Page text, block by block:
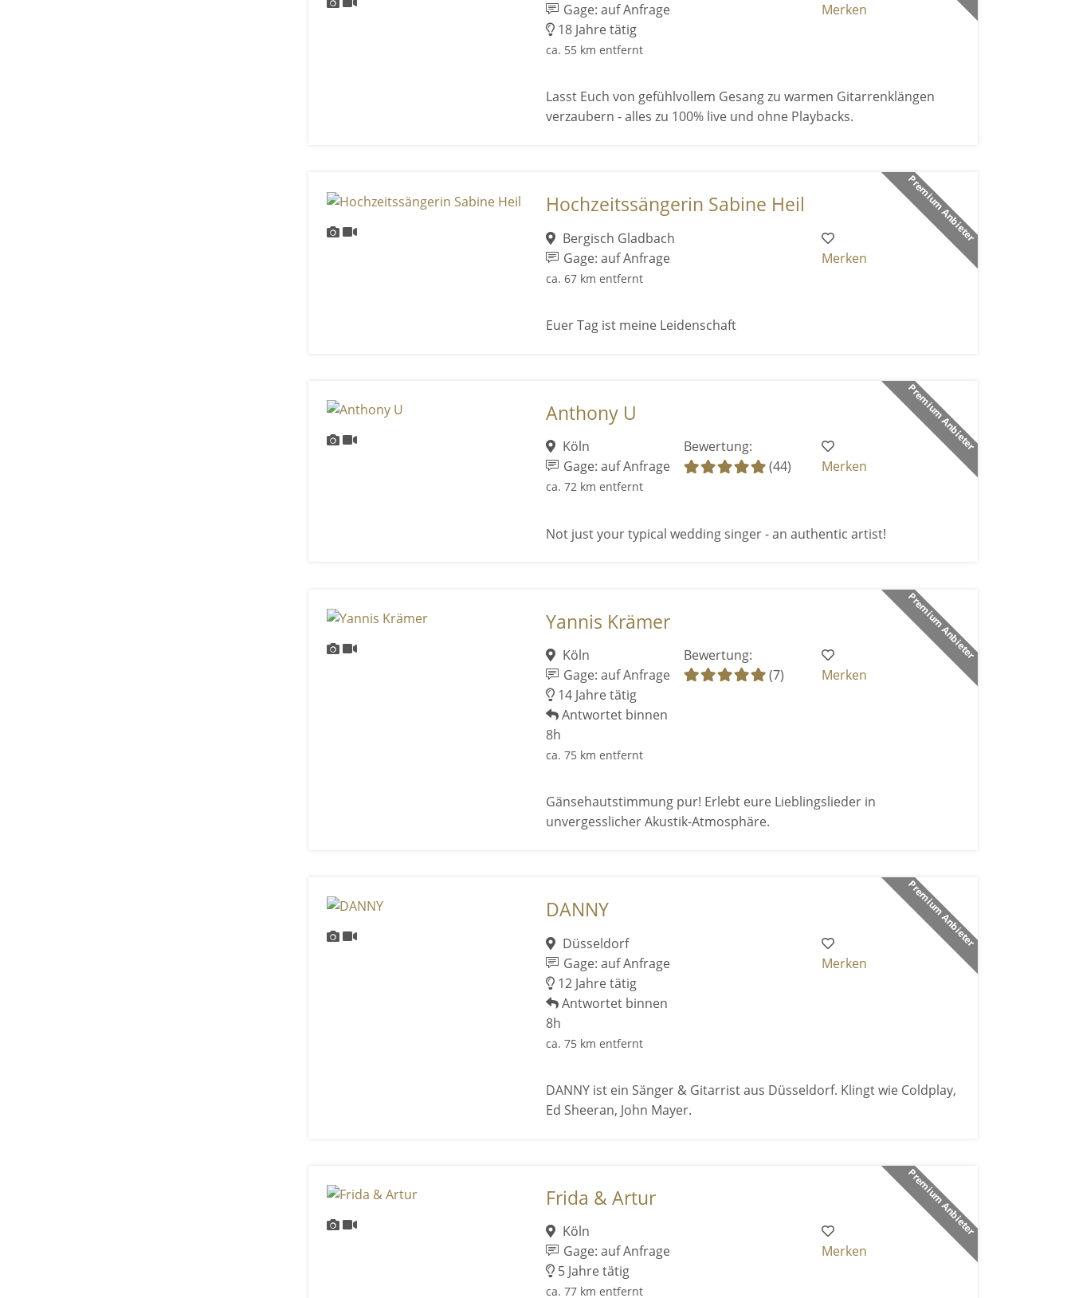
Gage: auf Anfrage
18 Jahre tätig
ca. 55 km entfernt
Merken
Lasst Euch von gefühlvollem Gesang zu warmen Gitarrenklängen
verzaubern - alles zu 100% live und ohne Playbacks.
Premium Anbieter
Hochzeitssängerin Sabine Heil
Bergisch Gladbach
Gage: auf Anfrage
ca. 67 km entfernt
Merken
Euer Tag ist meine Leidenschaft
Premium Anbieter
Anthony U
Köln
Gage: auf Anfrage
ca. 72 km entfernt
Bewertung:
(44)
Merken
Not just your typical wedding singer - an authentic artist!
Premium Anbieter
Yannis Krämer
Köln
Gage: auf Anfrage
14 Jahre tätig
Antwortet binnen
8h
ca. 75 km entfernt
Bewertung:
(7)
Merken
Gänsehautstimmung pur! Erlebt eure Lieblingslieder in
unvergesslicher Akustik-Atmosphäre.
Premium Anbieter
DANNY
Düsseldorf
Gage: auf Anfrage
12 Jahre tätig
Antwortet binnen
8h
ca. 75 km entfernt
Merken
DANNY ist ein Sänger & Gitarrist aus Düsseldorf. Klingt wie Coldplay,
Ed Sheeran, John Mayer.
Premium Anbieter
Frida & Artur
Köln
Gage: auf Anfrage
5 Jahre tätig
ca. 77 km entfernt
Merken